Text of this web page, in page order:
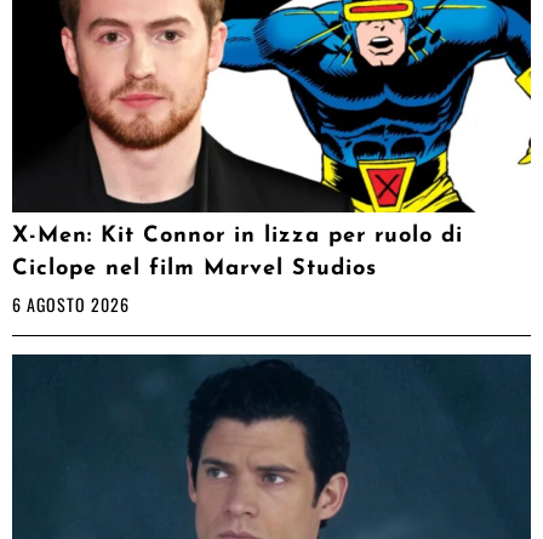
X-Men: Kit Connor in lizza per ruolo di
Ciclope nel film Marvel Studios
6 AGOSTO 2026